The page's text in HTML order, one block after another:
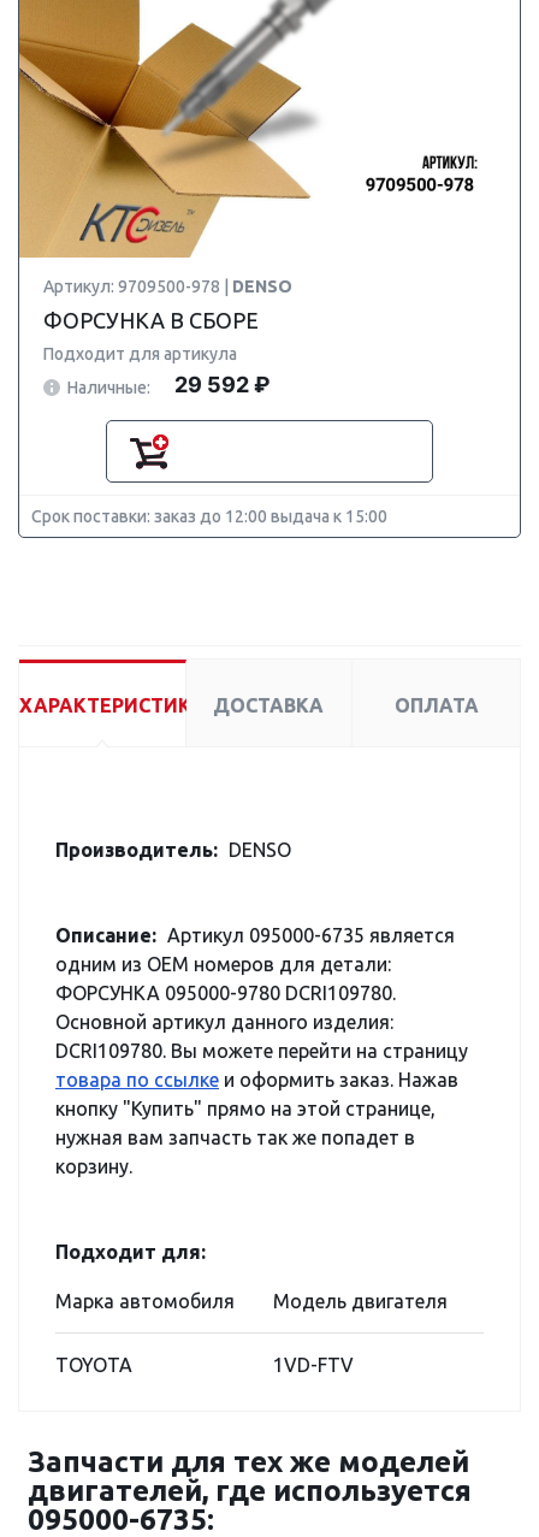
Артикул: 9709500-978 | DENSO
ФОРСУНКА В СБОРЕ
Подходит для артикула
Наличные:
29 592 ₽
Срок поставки: заказ до 12:00 выдача к 15:00
ХАРАКТЕРИСТИКИ ДОСТАВКА ОПЛАТА
Производитель: DENSO
Описание: Артикул 095000-6735 является
одним из OEM номеров для детали:
ФОРСУНКА 095000-9780 DCRI109780.
Основной артикул данного изделия:
DCRI109780. Вы можете перейти на страницу
товара по ссылке и оформить заказ. Нажав
кнопку "Купить" прямо на этой странице,
нужная вам запчасть так же попадет в
корзину.
Подходит для:
Марка автомобиля Модель двигателя
TOYOTA 1VD-FTV
Запчасти для тех же моделей
двигателей, где используется
095000-6735: